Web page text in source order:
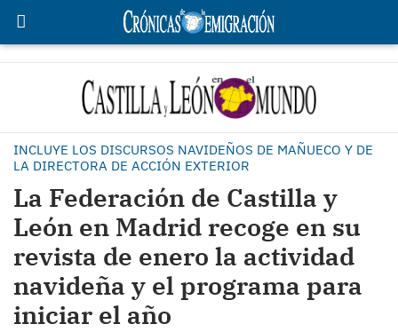
INCLUYE LOS DISCURSOS NAVIDEÑOS DE MAÑUECO Y DE
LA DIRECTORA DE ACCIÓN EXTERIOR
La Federación de Castilla y
León en Madrid recoge en su
revista de enero la actividad
navideña y el programa para
iniciar el año